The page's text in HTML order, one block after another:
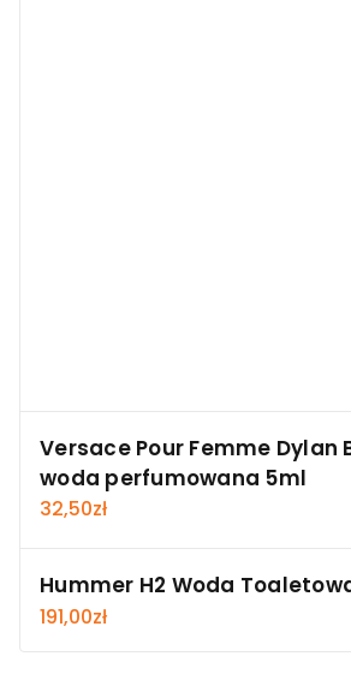
Versace Pour Femme Dylan
woda perfumowana 5ml
32,50zł
Hummer H2 Woda
191,00zł